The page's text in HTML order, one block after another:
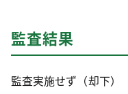
監査結果
監査実施せず（却下）